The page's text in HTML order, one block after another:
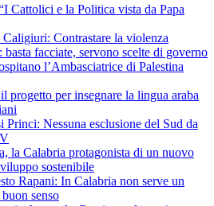
Cattolici e la Politica vista da Papa
Contrastare la violenza
basta facciate, servono scelte di governo
l’Ambasciatrice di Palestina
progetto per insegnare la lingua araba
Nessuna esclusione del Sud da
la Calabria protagonista di un nuovo
sostenibile
Rapani: In Calabria non serve un
senso